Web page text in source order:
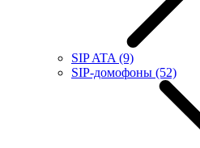
SIP ATA (9)
SIP-домофоны (52)